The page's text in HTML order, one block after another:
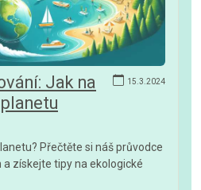
15.3.2024
Jak na
Přečtěte si náš průvodce
získejte tipy na ekologické